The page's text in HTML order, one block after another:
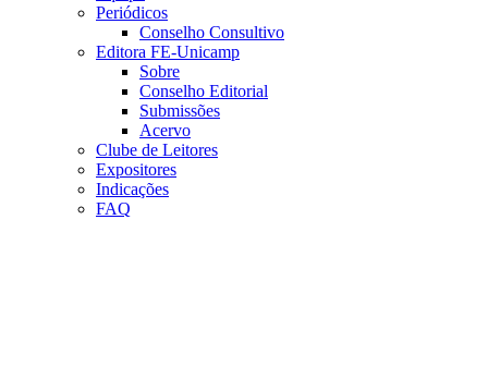
Periódicos
Conselho Consultivo
Editora FE-Unicamp
Sobre
Conselho Editorial
Submissões
Acervo
Clube de Leitores
Expositores
Indicações
FAQ